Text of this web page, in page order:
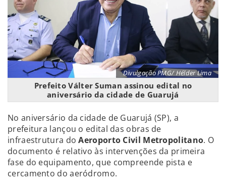
Divulgação PMG/ Hélder Lima
Prefeito Válter Suman assinou edital no
aniversário da cidade de Guarujá
No aniversário da cidade de Guarujá (SP), a
prefeitura lançou o edital das obras de
infraestrutura doAeroporto Civil Metropolitano. O
documento é relativo às intervenções da primeira
fase do equipamento, que compreende pista e
cercamento do aeródromo.